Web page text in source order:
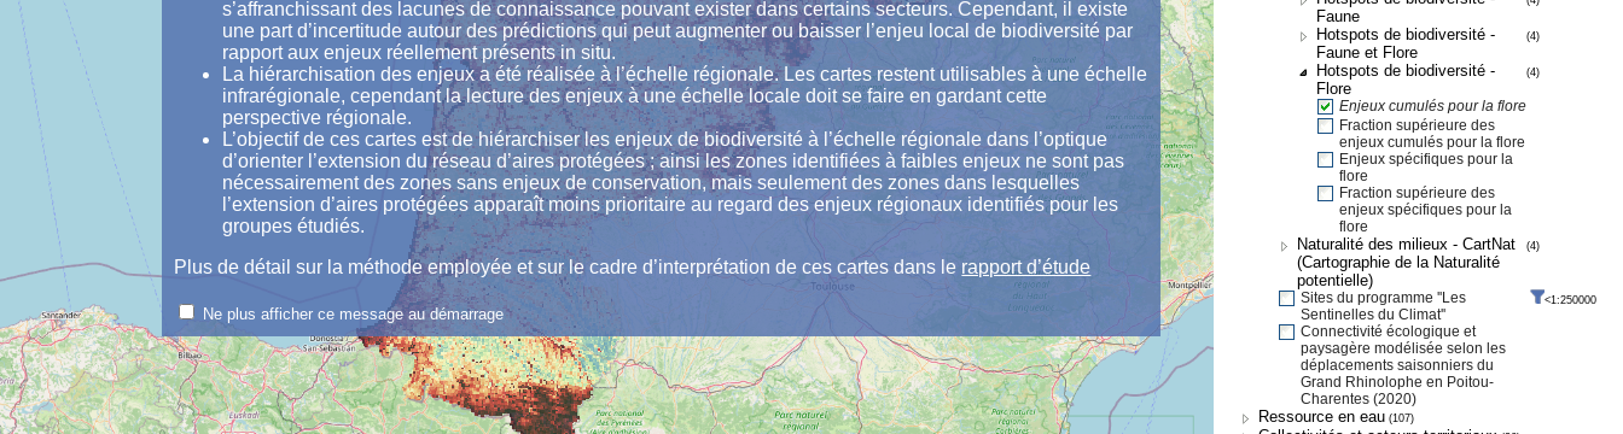
s’affranchissant des lacunes de connaissance pouvant exister dans certains secteurs. Cependant, il existe
une part d’incertitude autour des prédictions qui peut augmenter ou baisser l’enjeu local de biodiversité par
rapport aux enjeux réellement présents in situ.
La hiérarchisation des enjeux a été réalisée à l’échelle régionale. Les cartes restent utilisables à une échelle
infrarégionale, cependant la lecture des enjeux à une échelle locale doit se faire en gardant cette
perspective régionale.
L’objectif de ces cartes est de hiérarchiser les enjeux de biodiversité à l’échelle régionale dans l’optique
d’orienter l’extension du réseau d’aires protégées ; ainsi les zones identifiées à faibles enjeux ne sont pas
nécessairement des zones sans enjeux de conservation, mais seulement des zones dans lesquelles
l’extension d’aires protégées apparaît moins prioritaire au regard des enjeux régionaux identifiés pour les
groupes étudiés.
Plus de détail sur la méthode employée et sur le cadre d’interprétation de ces cartes dans le rapport d’étude
Ne plus afficher ce message au démarrage
Faune
Hotspots de biodiversité -
Faune et Flore
(4)
Hotspots de biodiversité -
Flore
(4)
Enjeux cumulés pour la flore
Fraction supérieure des
enjeux cumulés pour la flore
Enjeux spécifiques pour la
flore
Fraction supérieure des
enjeux spécifiques pour la
flore
Naturalité des milieux - CartNat
(Cartographie de la Naturalité
potentielle)
(4)
Sites du programme ''Les
Sentinelles du Climat''
<1:250000
Connectivité écologique et
paysagère modélisée selon les
déplacements saisonniers du
Grand Rhinolophe en Poitou-
Charentes (2020)
Ressource en eau (107)